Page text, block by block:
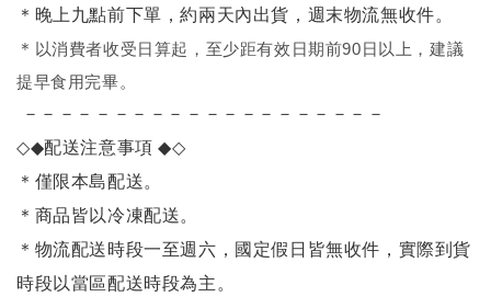
＊晚上九點前下單，約兩天內出貨，週末物流無收件。
＊ 以消費者收受日算起，至少距有效日期前90日以上，建議
提早食用完畢。
－－－－－－－－－－－－－－－－－－－－
◇◆配送注意事項◆◇
＊僅限本島配送。
＊商品皆以冷凍配送。
＊物流配送時段一至週六，國定假日皆無收件，實際到貨
時段以當區配送時段為主。